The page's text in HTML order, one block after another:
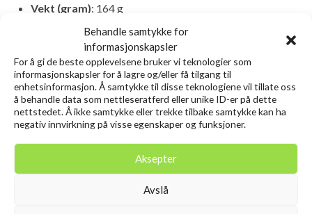
Behandle samtykke for
informasjonskapsler
For å gi de beste opplevelsene bruker vi teknologier som
informasjonskapsler for å lagre og/eller få tilgang til
enhetsinformasjon. Å samtykke til disse teknologiene vil tillate oss
å behandle data som nettleseratferd eller unike ID-er på dette
nettstedet. Å ikke samtykke eller trekke tilbake samtykke kan ha
negativ innvirkning på visse egenskaper og funksjoner.
Aksepter
Avslå
Vekt (gram): 164 g
Medfølger : Slire i sort okselær
Relaterte produkter